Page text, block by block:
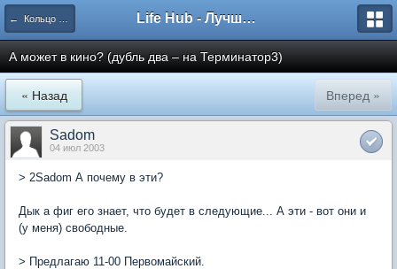
← Кольцо Времени Life Hub - Лучшие компьютерные игры мира
А может в кино? (дубль два – на Терминатор3)
« Назад Вперед »
Sadom
04 июл 2003
> 2Sadom А почему в эти?
Дык а фиг его знает, что будет в следующие... А эти - вот они и
(у меня) свободные.
> Предлагаю 11-00 Первомайский.